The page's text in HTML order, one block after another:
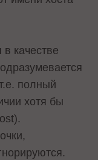
в качестве
полный
хотя бы